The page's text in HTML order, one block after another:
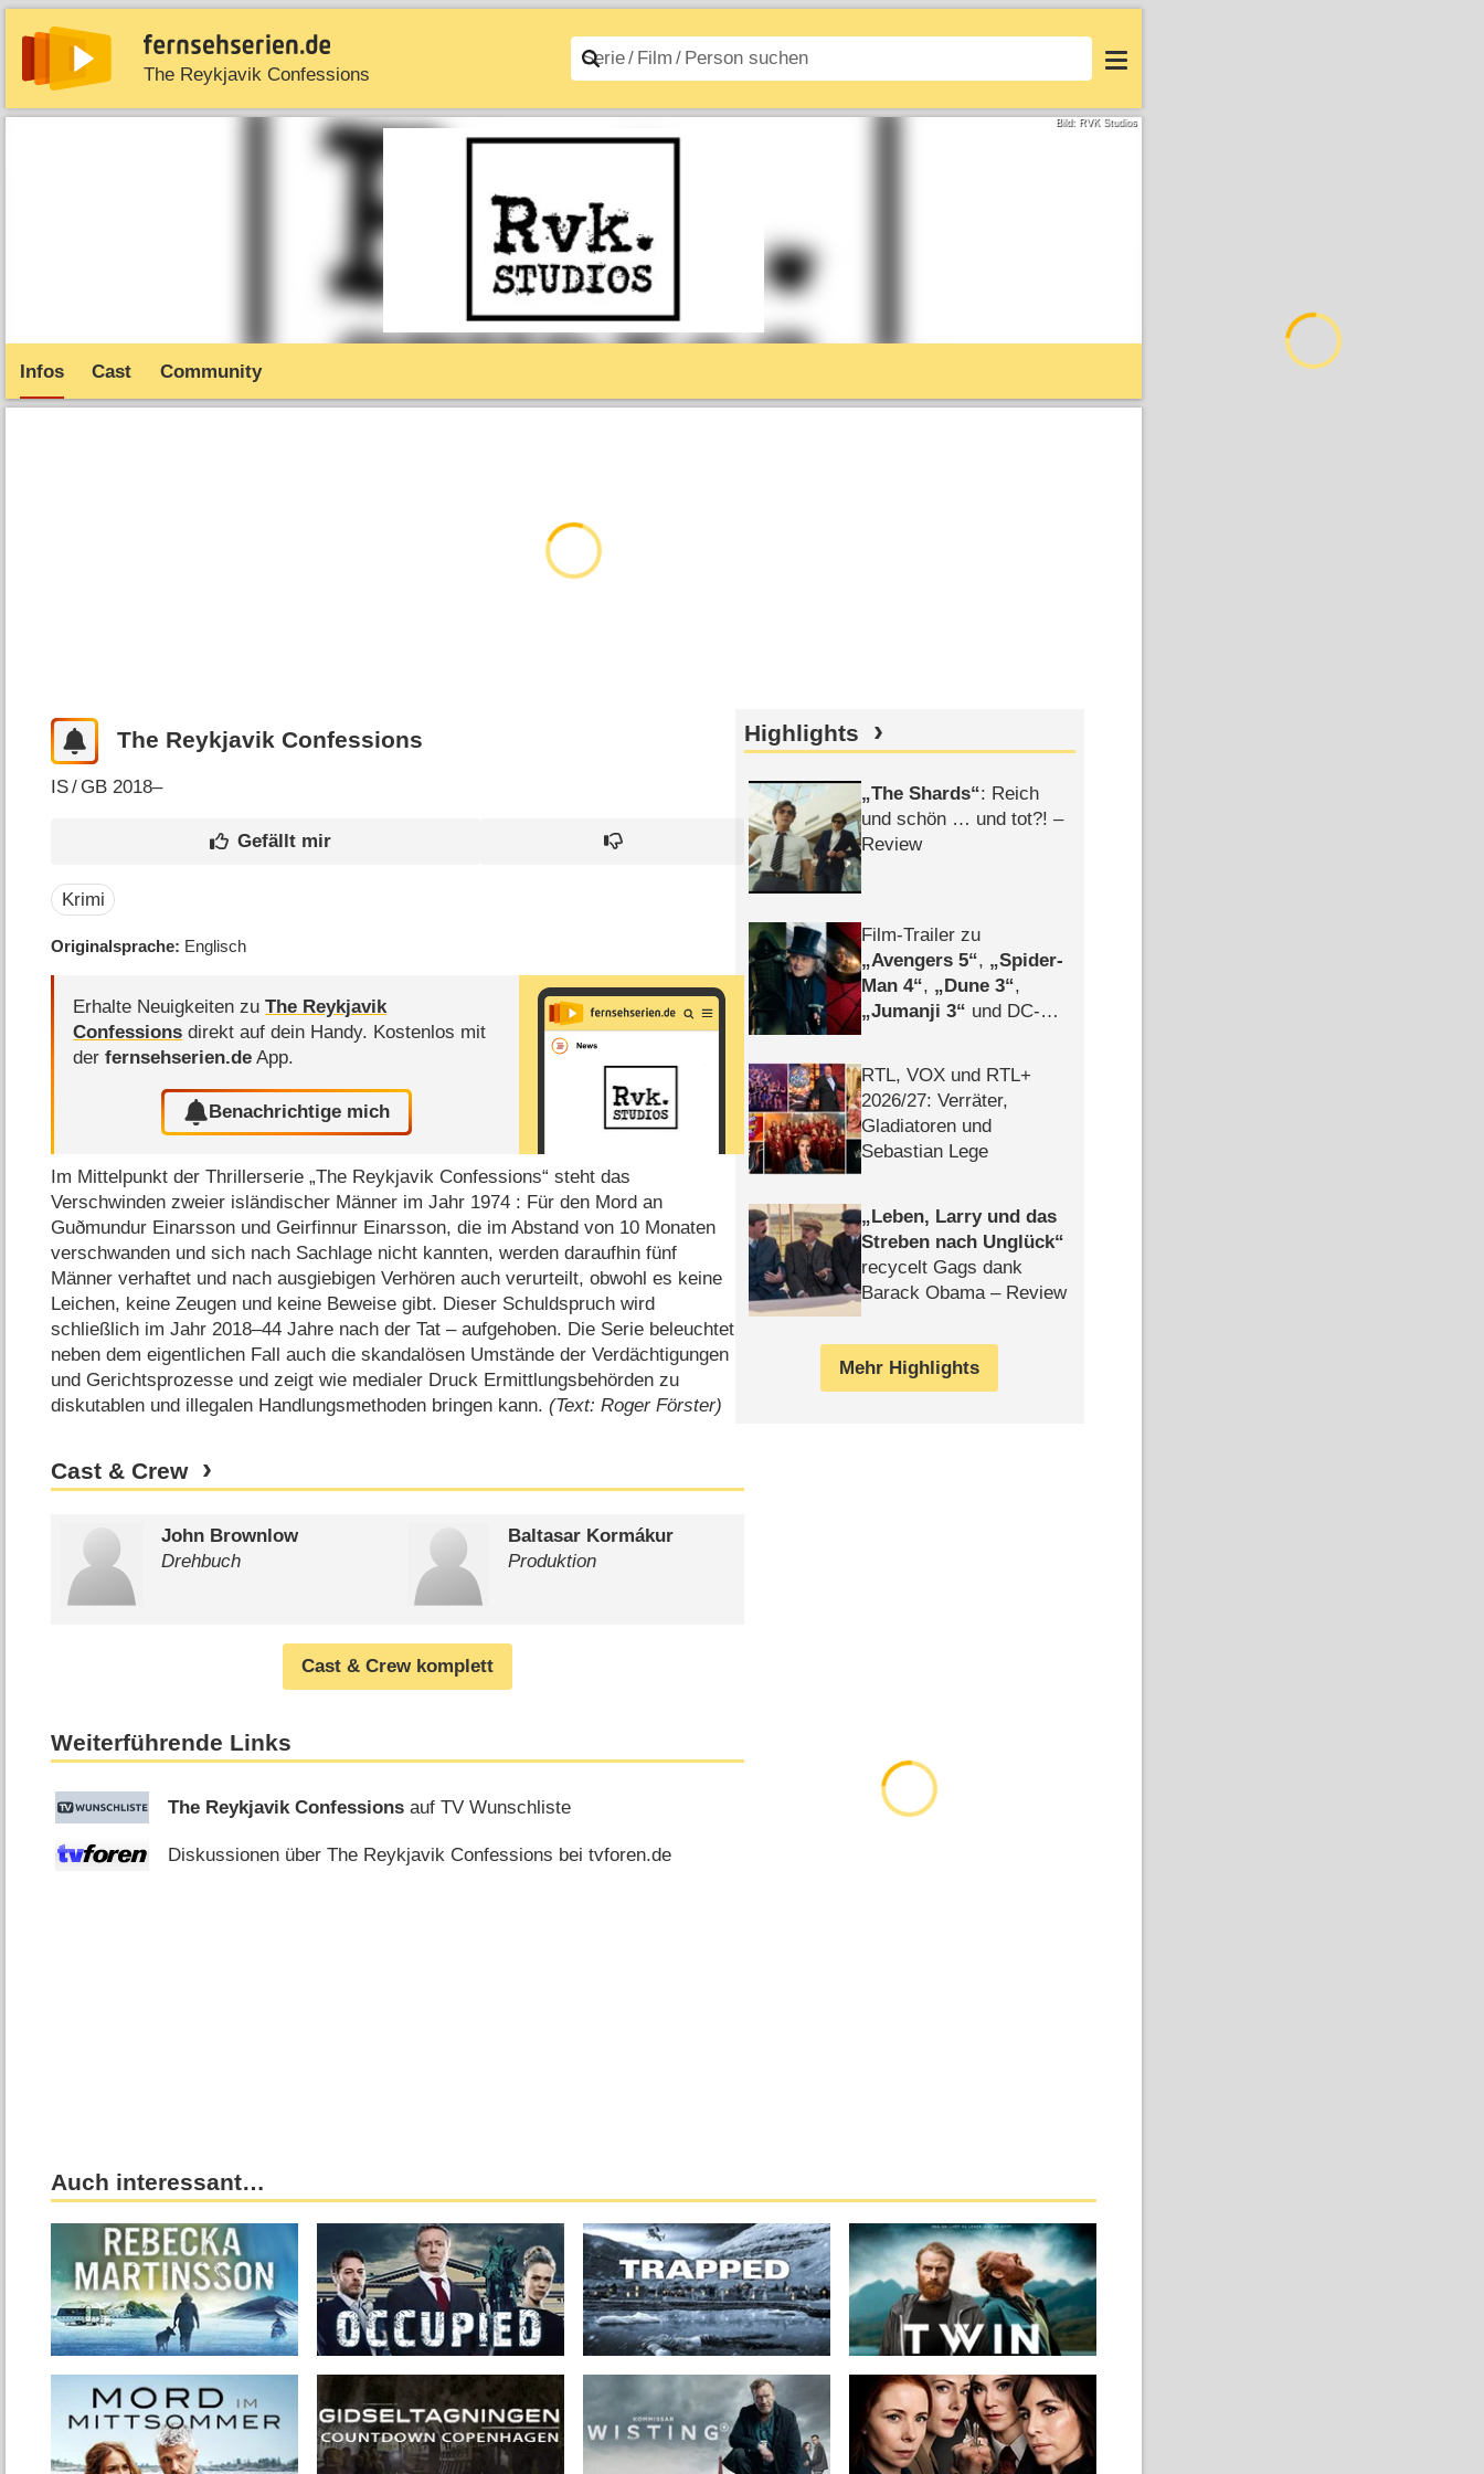
The Reykjavik Confessions
News Entdecken Streaming TV-Starts Filme A–Z Login
Bild: RVK Studios
Infos Cast Community
The Reykjavik Confessions
IS/ GB 2018–
Krimi
Originalsprache Englisch
Erhalte Neuigkeiten zuThe Reykjavik
Confessions direkt auf dein Handy. Kostenlos mit
derfernsehserien.de App.
Benachrichtige mich
Im Mittelpunkt der Thrillerserie „The Reykjavik Confessions“ steht das
Verschwinden zweier isländischer Männer im Jahr 1974 : Für den Mord an
Guðmundur Einarsson und Geirfinnur Einarsson, die im Abstand von 10 Monaten
verschwanden und sich nach Sachlage nicht kannten, werden daraufhin fünf
Männer verhaftet und nach ausgiebigen Verhören auch verurteilt, obwohl es keine
Leichen, keine Zeugen und keine Beweise gibt. Dieser Schuldspruch wird
schließlich im Jahr 2018⁠–⁠44 Jahre nach der Tat – aufgehoben. Die Serie beleuchtet
neben dem eigentlichen Fall auch die skandalösen Umstände der Verdächtigungen
und Gerichtsprozesse und zeigt wie medialer Druck Ermittlungsbehörden zu
diskutablen und illegalen Handlungsmethoden bringen kann.(Text: Roger Förster)
Cast & Crew
John Brownlow
Drehbuch
Baltasar Kormákur
Produktion
Cast & Crew komplett
Weiterführende Links
The Reykjavik Confessions auf TV Wunschliste
Diskussionen über The Reykjavik Confessions bei tvforen.de
Highlights
The Shards : Reich
und schön … und tot?! –
Review
Film-Trailer zu
Avengers 5 ,
Spider-
Man 4 , Dune 3 ,
Jumanji 3
und DC-
RTL, VOX und RTL+
2026/​27: Verräter,
Gladiatoren und
Sebastian Lege
Leben, Larry und das
Streben nach Unglück
recycelt Gags dank
Barack Obama – Review
Mehr Highlights
Auch interessant…